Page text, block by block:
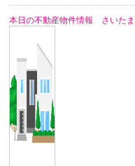
本日の不動産物件情報 さいた